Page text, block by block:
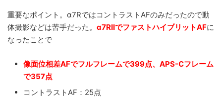
重要なポイント。α7RではコントラストAFのみだったので動
体撮影などは苦手だった。 α7RIIでファストハイブリットAFに
なったことで
像面位相差AFでフルフレームで399点、APS-Cフレーム
で357点
コントラストAF：25点